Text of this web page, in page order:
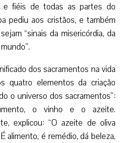
e fiéis de todas as partes do
pediu aos cristãos, e também
“sinais da misericórdia, da
dos sacramentos na vida
quatro elementos da criação
o universo dos sacramentos”:
o vinho e o azeite.
explicou: “O azeite de oliva
alimento, é remédio, dá beleza,